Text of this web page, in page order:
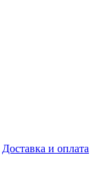
Доставка и оплата